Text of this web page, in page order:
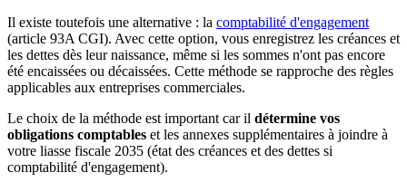
Il existe toutefois une alternative : la comptabilité d'engagement
(article 93A CGI). Avec cette option, vous enregistrez les créances et
les dettes dès leur naissance, même si les sommes n'ont pas encore
été encaissées ou décaissées. Cette méthode se rapproche des règles
applicables aux entreprises commerciales.
Le choix de la méthode est important car il détermine vos
obligations comptables et les annexes supplémentaires à joindre à
votre liasse fiscale 2035 (état des créances et des dettes si
comptabilité d'engagement).